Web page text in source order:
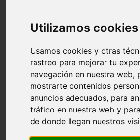
Utilizamos cookies
Usamos cookies y otras
rastreo para mejorar tu
navegación en nuestra web,
mostrarte contenidos
anuncios adecuados, para
tráfico en nuestra web y
de donde llegan nuestros
Cantabria - suances
Sevilla - bormujos
Málaga - júzcar
Huesca - alquézar
Huesca - castejón-de-sos
Lleida - alt-àneu
Córdoba - almedinilla
Navarra - zangoza
Cantabria - arenas-de-iguña
Barcelona - la-pobla-de-lillet
Murcia - cartagena